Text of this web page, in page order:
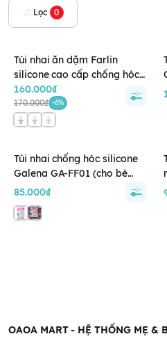
Lọc 0
Túi nhai ăn dặm Farlin
silicone cao cấp chống hóc
cho bé (4M+)
160.000₫
170.000₫ -6%
Túi nhai chống hóc silicone
Galena GA-FF01 (cho bé
trên 3 tháng)
85.000₫
OAOA MART - HỆ THỐNG MẸ &